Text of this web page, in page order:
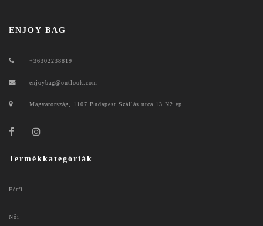
ENJOY BAG
+36302238819
enjoybag@outlook.com
Magyarország, 1107 Budapest Szállás utca 13.N2 ép.
Termékkategóriák
Férfi
Női